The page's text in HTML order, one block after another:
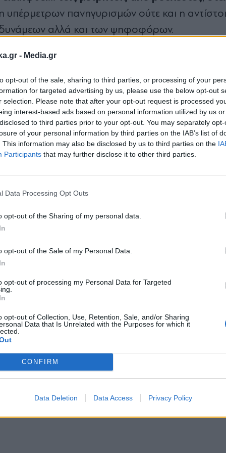
- Media.gr
opt-out of the sale, sharing to third parties, or processing of your
for targeted advertising by us, please use the below opt-out
selection. Please note that after your opt-out request is processed
interest-based ads based on personal information utilized by us
to third parties prior to your opt-out. You may separately
of your personal information by third parties on the IAB’s list of
This information may also be disclosed by us to third parties on the
Participants that may further disclose it to other third parties.
Data Processing Opt Outs
opt-out of the Sharing of my personal data.
opt-out of the Sale of my Personal Data.
opt-out of processing my Personal Data for Targeted
opt-out of Collection, Use, Retention, Sale, and/or Sharing
Data that Is Unrelated with the Purposes for which it
CONFIRM
Data Deletion Data Access Privacy Policy
πανηγυρισμών ούτε και η
δυνάμεων αλλά και των ψηφοφόρων.
να τρέξει τις εκλογές της 21ης Μαΐου
του εκλογικού αποτελέσματος, ανά
πηγή επιβεβαιώνει ότι τα αμέσως
βαθμό η πολιτική στρατηγική αλλά και το
ότι το πολιτικό δίλημμα της
του Κυριάκου Μητσοτάκη θα τεθεί εκ νέου
εκλογικής αναμέτρησης από την οποία θα
του άγχους της… πρωτιάς, καθώς η τεράστια
δεν φαίνεται πως υπάρχουν οι
ενδιαφέρον πιθανώς να στρέφεται στο πώς θα
Ανδρουλάκη, που δείχνει να έχει
ότι και το ΠΑΣΟΚ -σε μικρότερο βεβαίως
προεκλογικό στόχο του, ήτοι ένα
εκ τούτου ότι η σαφώς αντιδεξιά στροφή
του κατά του Κυριάκου Μητσοτάκη δεν
στρατηγική που θα ακολουθήσει εφεξής η
καθώς τα δύο κόμματα είναι σαφές ότι
newsletter
Αποδέχομαι τουςόρους χρήσης